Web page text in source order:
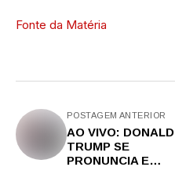
Fonte da Matéria
POSTAGEM ANTERIOR
AO VIVO: DONALD
TRUMP SE
PRONUNCIA E